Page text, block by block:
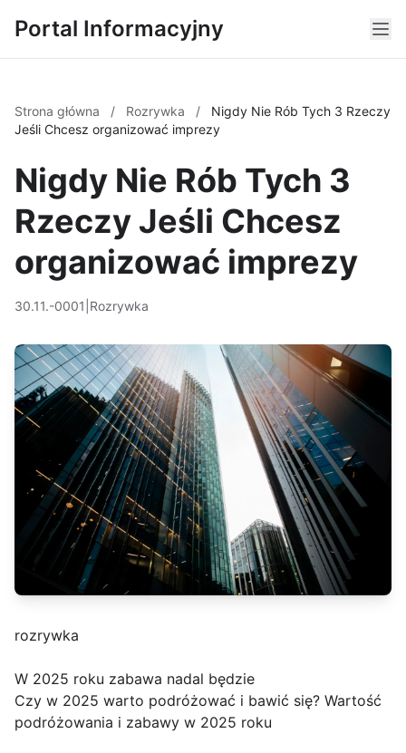
Portal Informacyjny
Strona główna / Rozrywka /
Nigdy Nie Rób Tych 3 Rzeczy
Jeśli Chcesz organizować imprezy
Nigdy Nie Rób Tych 3
Rzeczy Jeśli Chcesz
organizować imprezy
30.11.-0001 Rozrywka
rozrywka
W 2025 roku zabawa nadal będzie
Czy w 2025 warto podróżować i bawić się? Wartość
podróżowania i zabawy w 2025 roku